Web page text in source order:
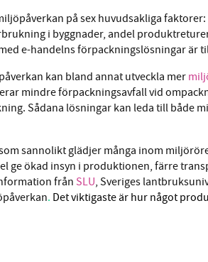
på sex huvudsakliga
i byggnader, andel
e-handelns förpackningslösningar är
kan bland annat utveckla mer
mindre förpackningsavfall vid
Sådana lösningar kan leda till både
sannolikt glädjer många inom
ge ökad insyn i produktionen, färre
från SLU, Sveriges
. Det viktigaste är hur något